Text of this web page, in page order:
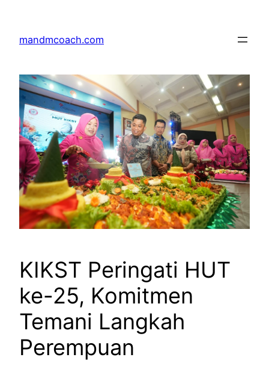
content
mandmcoach.com
KIKST Peringati HUT
ke-25, Komitmen
Temani Langkah
Perempuan